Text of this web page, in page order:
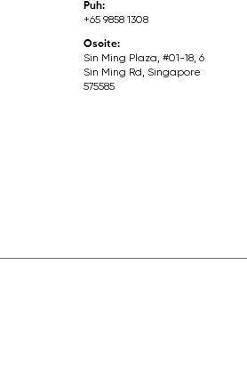
Puh:
+65 9858 1308
Osoite:
Sin Ming Plaza, #01-18, 6
Sin Ming Rd, Singapore
575585